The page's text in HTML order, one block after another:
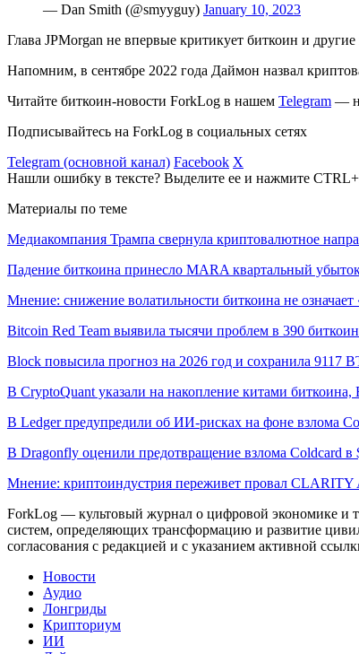
— Dan Smith (@smyyguy) January 10, 2023
Глава JPMorgan не впервые критикует биткоин и
Напомним, в сентябре 2022 года Даймон назвал
Читайте биткоин-новости ForkLog в нашем Telegram —
Подписывайтесь на ForkLog в социальных сетях
Telegram (основной канал) Facebook X
Нашли ошибку в тексте? Выделите ее и нажмите
Материалы по теме
Медиакомпания Трампа свернула криптовалютное
Падение биткоина принесло MARA квартальный
Мнение: снижение волатильности биткоина не означает
Bitcoin Red Team выявила тысячи проблем в 390
Block повысила прогноз на 2026 год и сохранила 9117
В CryptoQuant указали на накопление китами биткоина,
В Ledger предупредили об ИИ-рисках на фоне взлома
В Dragonfly оценили предотвращение взлома Coldcard в
Мнение: криптоиндустрия переживет провал CLARITY
ForkLog — культовый журнал о цифровой экономике и
систем, определяющих трансформацию и развитие
согласования с редакцией и с указанием активной
Новости
Аудио
Лонгриды
Крипториум
ИИ